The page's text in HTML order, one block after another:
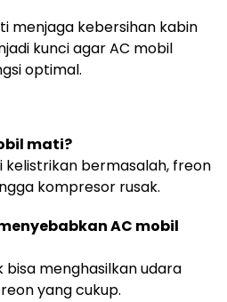
menjaga kebersihan kabin
kunci agar AC mobil
optimal.
mati?
kelistrikan bermasalah, freon
kompresor rusak.
AC mobil
bisa menghasilkan udara
yang cukup.